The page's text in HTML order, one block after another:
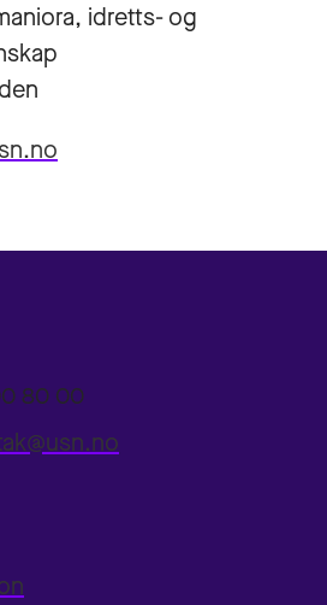
idretts- og
80 00